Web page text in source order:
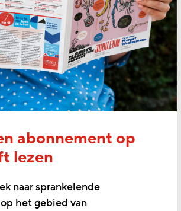
abonnement op
lezen
naar sprankelende
het gebied van